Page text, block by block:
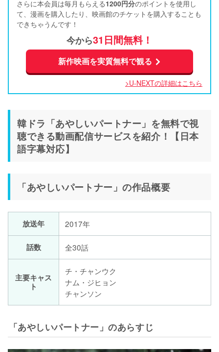
さらに本会員は毎月もらえる1200円分のポイントを使用し
て、漫画を購入したり、映画館のチケットを購入することも
できちゃうんです！
今から31日間無料！
新作映画を実質無料で観る
>U-NEXTの詳細はこちら
韓ドラ「あやしいパートナー」を無料で視
聴できる動画配信サービスを紹介！【日本
語字幕対応】
「あやしいパートナー」の作品概要
放送年 2017年
話数 全30話
主要キャス
ト
チ・チャンウク
ナム・ジヒョン
チャンソン
「あやしいパートナー」のあらすじ